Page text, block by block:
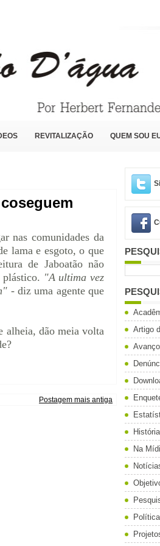
REVITALIZAÇÃO QUEM SOU
nas comunidades da
lama e esgoto, o que
de Jaboatão não
plástico. "A ultima vez
- diz uma agente que
alheia, dão meia volta
Postagem mais antiga
Artigo
História
Na
Política